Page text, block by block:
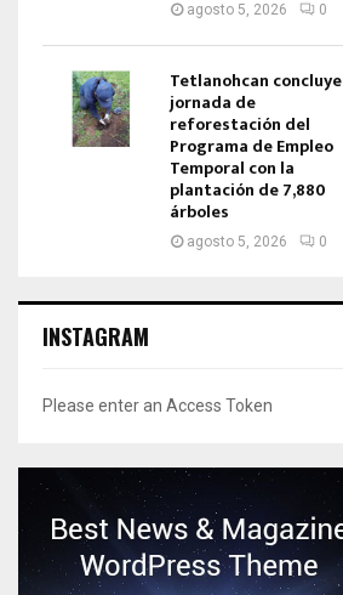
agosto 5, 2026 0
Tetlanohcan concluye
jornada de
reforestación del
Programa de Empleo
Temporal con la
plantación de 7,880
árboles
agosto 5, 2026 0
INSTAGRAM
Please enter an Access Token